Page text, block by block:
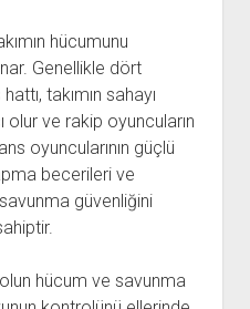
hücumunu
Genellikle dört
takımın sahayı
olur ve rakip oyuncuların
oyuncularının güçlü
becerileri ve
güvenliğini
hücum ve savunma